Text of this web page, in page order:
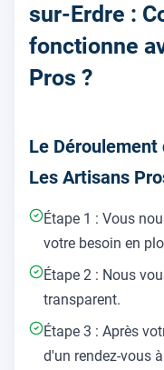
sur-Erdre :
fonctionne
Pros ?
Le
Les Artisans
Étape 1 : Vous
votre besoin en
Étape 2 : Nous
transparent.
Étape 3 : Après
d'un rendez-vous